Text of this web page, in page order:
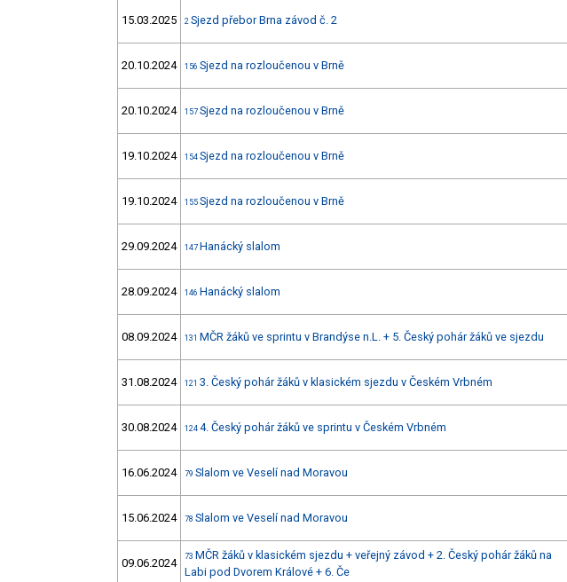
15.03.2025 2 Sjezd přebor Brna závod č. 2
20.10.2024 156 Sjezd na rozloučenou v Brně
20.10.2024 157 Sjezd na rozloučenou v Brně
19.10.2024 154 Sjezd na rozloučenou v Brně
19.10.2024 155 Sjezd na rozloučenou v Brně
29.09.2024 147 Hanácký slalom
28.09.2024 146 Hanácký slalom
08.09.2024 131 MČR žáků ve sprintu v Brandýse n.L. + 5. Český pohár žáků ve sjezdu
31.08.2024 121 3. Český pohár žáků v klasickém sjezdu v Českém Vrbném
30.08.2024 124 4. Český pohár žáků ve sprintu v Českém Vrbném
16.06.2024 79 Slalom ve Veselí nad Moravou
15.06.2024 78 Slalom ve Veselí nad Moravou
09.06.2024 73 MČR žáků v klasickém sjezdu + veřejný závod + 2. Český pohár žáků na
Labi pod Dvorem Králové + 6. Če